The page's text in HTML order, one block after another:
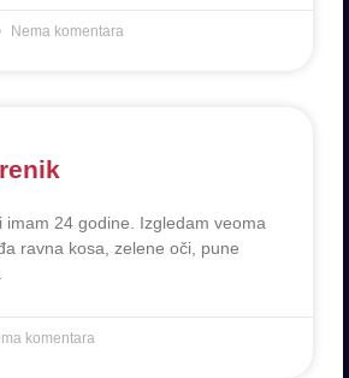
Nema komentara
imam 24 godine. Izgledam veoma
ravna kosa, zelene oči, pune
komentara